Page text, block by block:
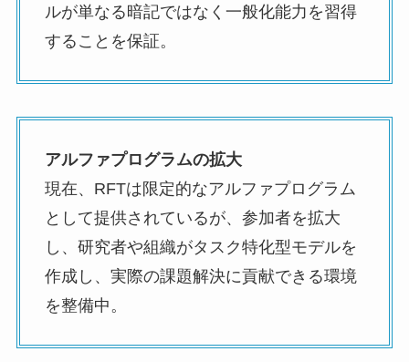
ルが単なる暗記ではなく一般化能力を習得
することを保証。
アルファプログラムの拡大
現在、RFTは限定的なアルファプログラム
として提供されているが、参加者を拡大
し、研究者や組織がタスク特化型モデルを
作成し、実際の課題解決に貢献できる環境
を整備中。